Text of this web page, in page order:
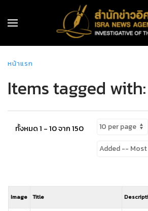
หน้าแรก
Items tagged
ทั้งหมด 1 - 10 จาก 150
Image Title